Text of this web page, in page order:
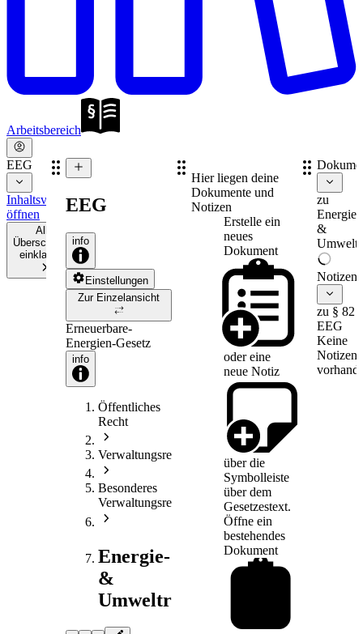
Arbeitsbereich
EEG
Inhaltsverzeichnis
öffnen
Alle
Überschriften
einklappen
EEG
info
Einstellungen
Zur Einzelansicht
Erneuerbare-
Energien-Gesetz
info
Öffentliches
Recht
Verwaltungsrecht
Besonderes
Verwaltungsrecht
Energie-
&
Umweltrecht
Hier liegen deine
Dokumente und
Notizen
Erstelle ein
neues
Dokument
oder eine
neue Notiz
über die
Symbolleiste
über dem
Gesetzestext.
Öffne ein
bestehendes
Dokument
zu
Energie-
&
Notizen
zu § 82
EEG
Keine
Notizen